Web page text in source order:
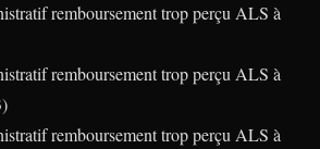
remboursement trop perçu ALS à
remboursement trop perçu ALS à
remboursement trop perçu ALS à